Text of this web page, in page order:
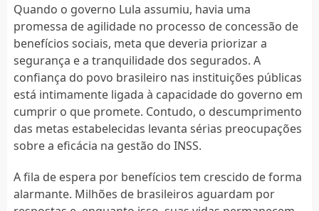
Quando o governo Lula assumiu, havia uma
promessa de agilidade no processo de concessão de
benefícios sociais, meta que deveria priorizar a
segurança e a tranquilidade dos segurados. A
confiança do povo brasileiro nas instituições públicas
está intimamente ligada à capacidade do governo em
cumprir o que promete. Contudo, o descumprimento
das metas estabelecidas levanta sérias preocupações
sobre a eficácia na gestão do INSS.
A fila de espera por benefícios tem crescido de forma
alarmante. Milhões de brasileiros aguardam por